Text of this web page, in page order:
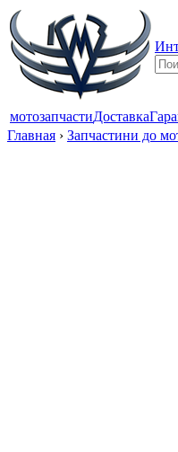
мотозапчастиДоставка
Главная › Запчастини до